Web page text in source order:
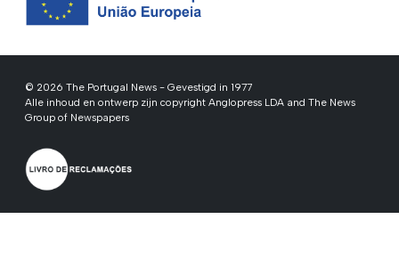
© 2026 The Portugal News - Gevestigd in 1977
Alle inhoud en ontwerp zijn copyright Anglopress LDA and The News
Group of Newspapers